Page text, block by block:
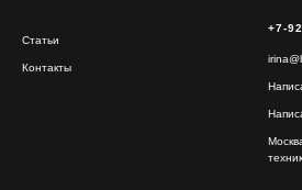
Статьи
Контакты
+7-